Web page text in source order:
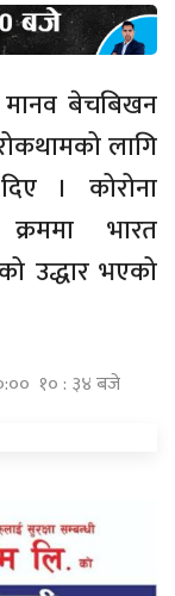
मानव बेचबिखन
लागि
। कोरोना
भारत
उद्धार भएको
१० : ३४ बजे